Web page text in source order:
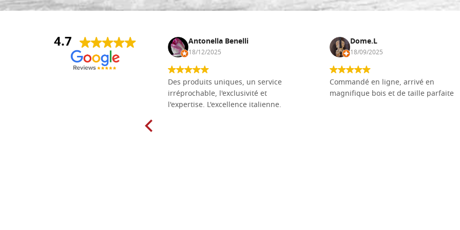
4.7
Daniel Vandewalle Antonella Benelli
18/12/2025
Des produits uniques, un service
irréprochable, l'exclusivité et
l'expertise. L'excellence italienne.
Dome.L
18/09/2025
Commandé en ligne, arrivé en
magnifique bois et de taille parfaite